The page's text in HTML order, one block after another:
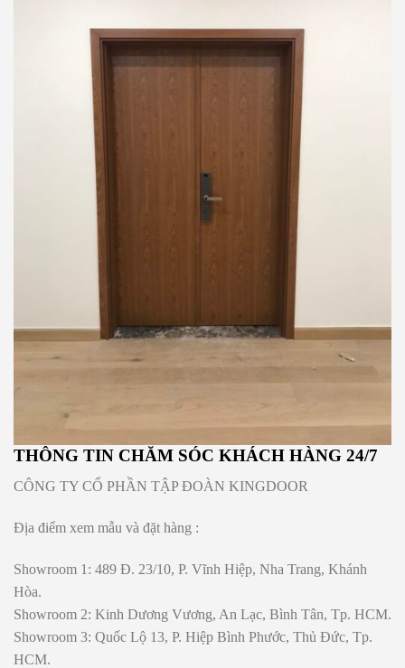
THÔNG TIN CHĂM SÓC KHÁCH HÀNG 24/7
CÔNG TY CỔ PHẦN TẬP ĐOÀN KINGDOOR
Địa điểm xem mẫu và đặt hàng :
Showroom 1: 489 Đ. 23/10, P. Vĩnh Hiệp, Nha Trang, Khánh
Hòa.
Showroom 2: Kinh Dương Vương, An Lạc, Bình Tân, Tp. HCM.
Showroom 3: Quốc Lộ 13, P. Hiệp Bình Phước, Thủ Đức, Tp.
HCM.